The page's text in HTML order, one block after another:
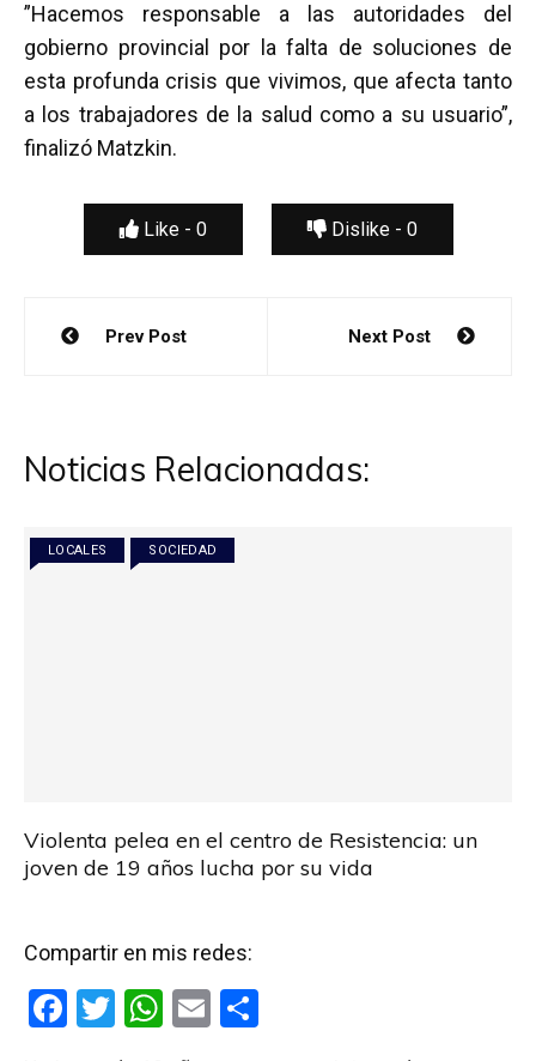
”Hacemos responsable a las autoridades del
gobierno provincial por la falta de soluciones de
esta profunda crisis que vivimos, que afecta tanto
a los trabajadores de la salud como a su usuario”,
finalizó Matzkin.
Like - 0 Dislike - 0
Navegación
Prev Post Next Post
Noticias Relacionadas:
LOCALES SOCIEDAD
Violenta pelea en el centro de Resistencia: un
joven de 19 años lucha por su vida
Compartir en mis redes:
F
T
W E